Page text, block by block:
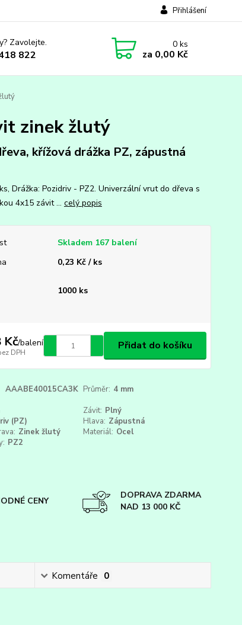
Přihlášení
Zavolejte.
822
0ks
za 0,00 Kč
zinek žlutý
křížová drážka PZ, zápustná
Drážka: Pozidriv - PZ2. Univerzální vrut do dřeva s
4x15 závit ... celý popis
Skladem 167 balení
0,23 Kč / ks
1000 ks
Kč/balení
DPH
Přidat do košíku
AAABE40015CA3K Průměr: 4 mm
Závit: Plný
(PZ) Hlava: Zápustná
Zinek žlutý Materiál: Ocel
PZ2
CENY
DOPRAVA ZDARMA
NAD 13 000 KČ
Komentáře 0